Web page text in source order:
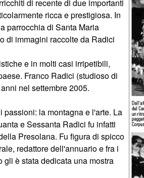
di recente di due importanti
ricca e prestigiosa. In
parrocchia di Santa Maria
di immagini raccolte da Radici
e in molti casi irripetibili,
Franco Radici (studioso di
nel settembre 2005.
la montagna e l'arte. La
e Sessanta Radici fu infatti
Presolana. Fu figura di spicco
redattore dell'annuario e fra i
è stata dedicata una mostra